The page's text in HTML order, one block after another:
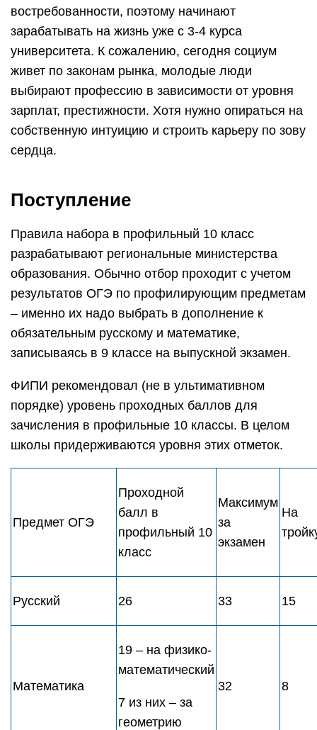
востребованности, поэтому начинают
зарабатывать на жизнь уже с 3-4 курса
университета. К сожалению, сегодня социум
живет по законам рынка, молодые люди
выбирают профессию в зависимости от уровня
зарплат, престижности. Хотя нужно опираться на
собственную интуицию и строить карьеру по зову
сердца.
Поступление
Правила набора в профильный 10 класс
разрабатывают региональные министерства
образования. Обычно отбор проходит с учетом
результатов ОГЭ по профилирующим предметам
– именно их надо выбрать в дополнение к
обязательным русскому и математике,
записываясь в 9 классе на выпускной экзамен.
ФИПИ рекомендовал (не в ультимативном
порядке) уровень проходных баллов для
зачисления в профильные 10 классы. В целом
школы придерживаются уровня этих отметок.
Предмет ОГЭ
Проходной
балл в
профильный 10
класс
Максимум
за
экзамен
На
Русский 26 33 15
Математика
19 – на физико-
математический
7 из них – за
геометрию
32 8